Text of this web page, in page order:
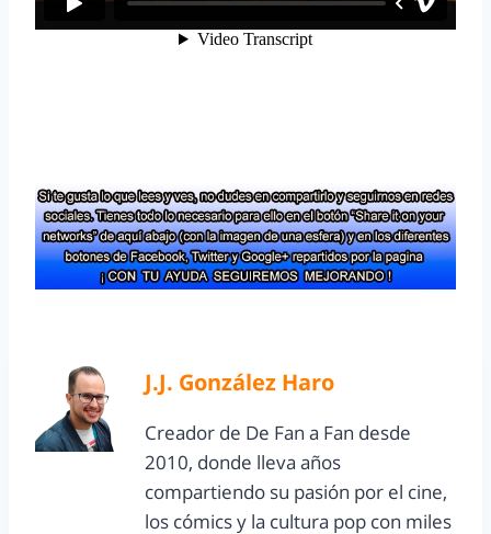
J.J. González Haro
Creador de De Fan a Fan desde
2010, donde lleva años
compartiendo su pasión por el cine,
los cómics y la cultura pop con miles